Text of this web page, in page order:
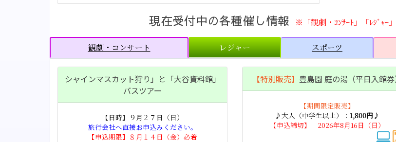
現在受付中の各種催し情報 ※「観劇・ｺﾝｻｰﾄ」「ﾚｼﾞｬｰ
観劇・コンサート レジャー スポーツ
シャインマスカット狩り」と「大谷資料館」
バスツアー
【日時】９月２７日（日）
旅行会社へ直接お申込みください。
【申込期限】８月１４日（金）必着
【特別販売】 豊島園 庭の湯（平日入館券
【期間限定販売】
♪大人（中学生以上）： 1,800円♪
【申込締切】 2026年8月16日（日）